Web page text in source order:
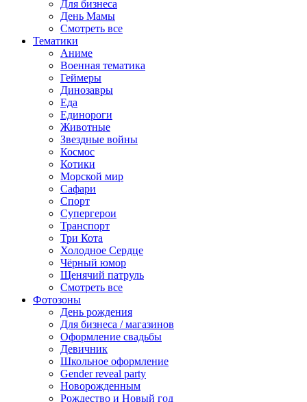
Для бизнеса
День Мамы
Смотреть все
Тематики
Аниме
Военная тематика
Геймеры
Динозавры
Еда
Единороги
Животные
Звездные войны
Космос
Котики
Морской мир
Сафари
Спорт
Супергерои
Транспорт
Три Кота
Холодное Сердце
Чёрный юмор
Щенячий патруль
Смотреть все
Фотозоны
День рождения
Для бизнеса / магазинов
Оформление свадьбы
Девичник
Школьное оформление
Gender reveal party
Новорожденным
Рождество и Новый год